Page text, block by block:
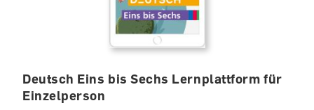
Deutsch Eins bis Sechs Lernplattform für
Einzelperson